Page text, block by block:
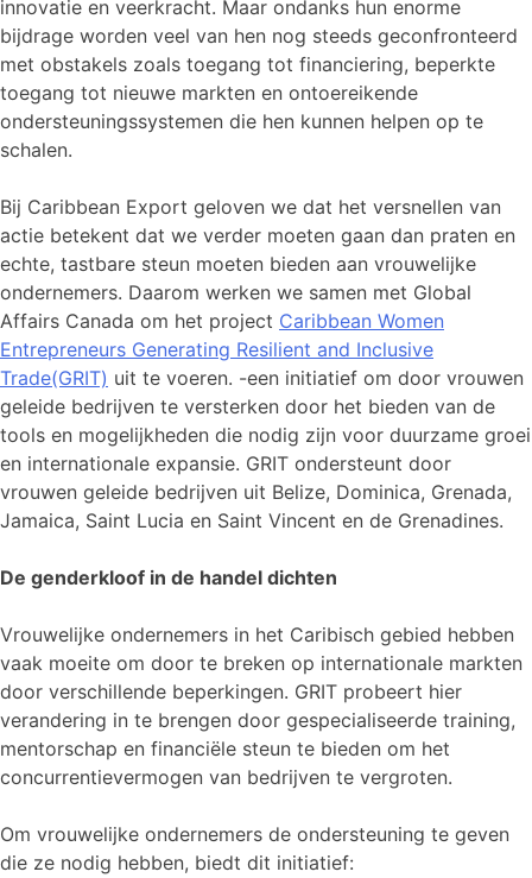
innovatie en veerkracht. Maar ondanks hun enorme
bijdrage worden veel van hen nog steeds geconfronteerd
met obstakels zoals toegang tot financiering, beperkte
toegang tot nieuwe markten en ontoereikende
ondersteuningssystemen die hen kunnen helpen op te
schalen.
Bij Caribbean Export geloven we dat het versnellen van
actie betekent dat we verder moeten gaan dan praten en
echte, tastbare steun moeten bieden aan vrouwelijke
ondernemers. Daarom werken we samen met Global
Affairs Canada om het project Caribbean Women
Entrepreneurs Generating Resilient and Inclusive
Trade(GRIT) uit te voeren. -een initiatief om door vrouwen
geleide bedrijven te versterken door het bieden van de
tools en mogelijkheden die nodig zijn voor duurzame groei
en internationale expansie. GRIT ondersteunt door
vrouwen geleide bedrijven uit Belize, Dominica, Grenada,
Jamaica, Saint Lucia en Saint Vincent en de Grenadines.
De genderkloof in de handel dichten
Vrouwelijke ondernemers in het Caribisch gebied hebben
vaak moeite om door te breken op internationale markten
door verschillende beperkingen. GRIT probeert hier
verandering in te brengen door gespecialiseerde training,
mentorschap en financiële steun te bieden om het
concurrentievermogen van bedrijven te vergroten.
Om vrouwelijke ondernemers de ondersteuning te geven
die ze nodig hebben, biedt dit initiatief: